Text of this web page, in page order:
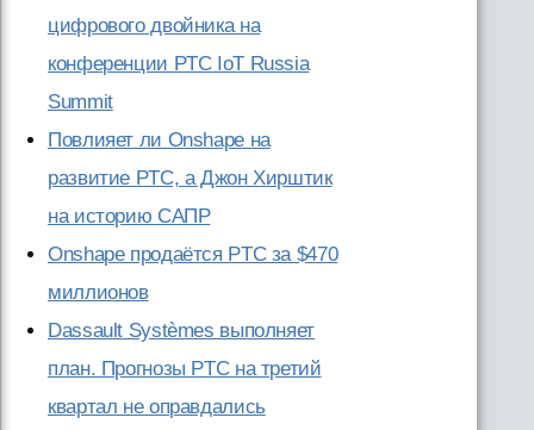
цифрового двойника на
конференции PTC IoT Russia
Summit
Повлияет ли Onshape на
развитие PTC, а Джон Хирштик
на историю САПР
Onshape продаётся PTC за $470
миллионов
Dassault Systèmes выполняет
план. Прогнозы PTC на третий
квартал не оправдались